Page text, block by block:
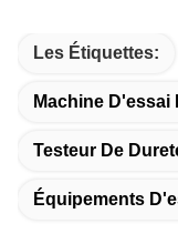
Les Étiquettes:
Machine
Testeur De
Équipements